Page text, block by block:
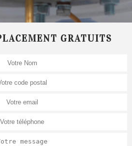
GRATUITS